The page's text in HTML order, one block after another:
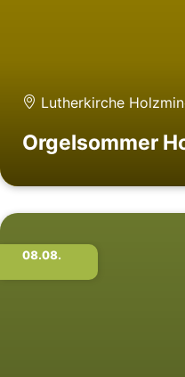
Lutherkirche
Orgelsommer
08.08.